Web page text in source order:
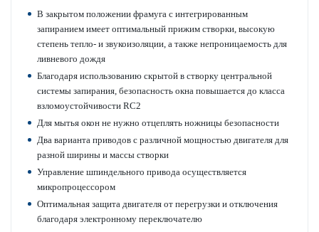
В закрытом положении фрамуга с интегрированным
запиранием имеет оптимальный прижим створки, высокую
степень тепло- и звукоизоляции, а также непроницаемость для
ливневого дождя
Благодаря использованию скрытой в створку центральной
системы запирания, безопасность окна повышается до класса
взломоустойчивости RC2
Для мытья окон не нужно отцеплять ножницы безопасности
Два варианта приводов с различной мощностью двигателя для
разной ширины и массы створки
Управление шпиндельного привода осуществляется
микропроцессором
Оптимальная защита двигателя от перегрузки и отключения
благодаря электронному переключателю